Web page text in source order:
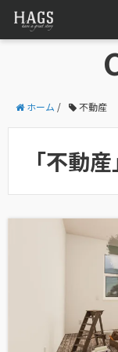
ホーム / 不動産
「不動